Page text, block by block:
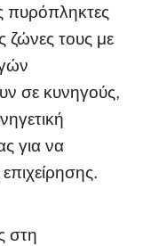
πυρόπληκτες
ζώνες τους με
σε κυνηγούς,
για να
στη